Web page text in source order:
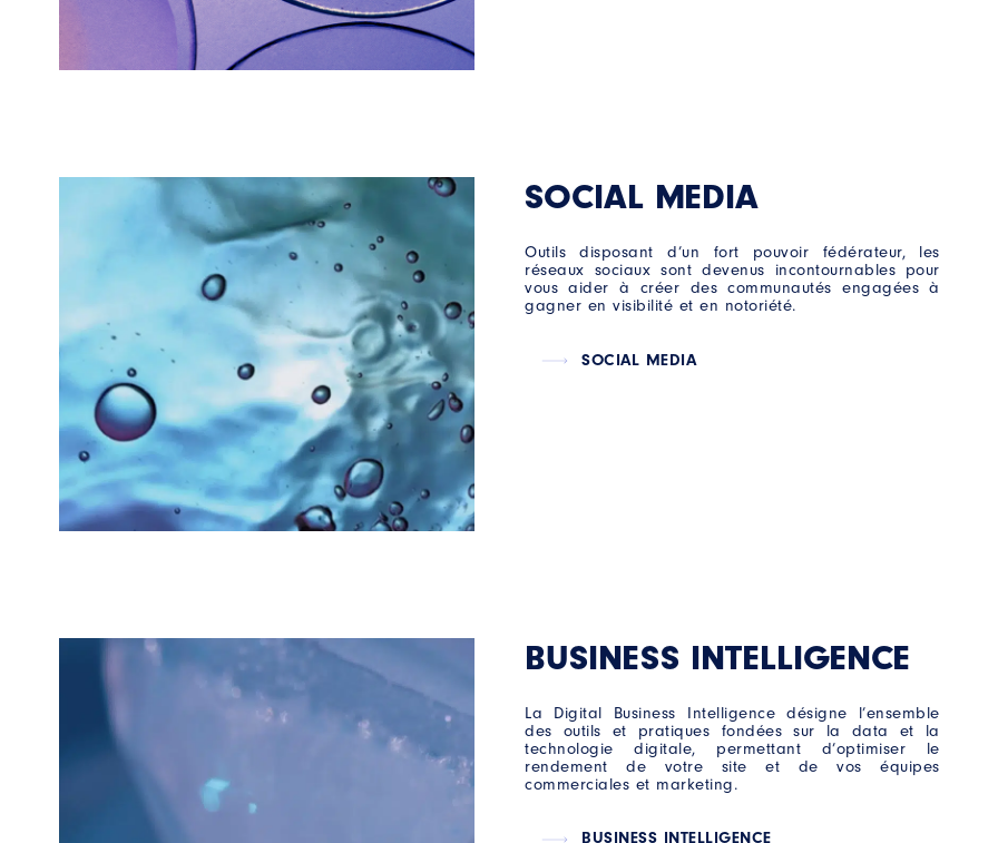
SOCIAL MEDIA
Outils disposant d’un fort pouvoir fédérateur, les
réseaux sociaux sont devenus incontournables pour
vous aider à créer des communautés engagées à
gagner en visibilité et en notoriété.
SOCIAL MEDIA
BUSINESS INTELLIGENCE
La Digital Business Intelligence désigne l’ensemble
des outils et pratiques fondées sur la data et la
technologie digitale, permettant d’optimiser le
rendement de votre site et de vos équipes
commerciales et marketing.
BUSINESS INTELLIGENCE